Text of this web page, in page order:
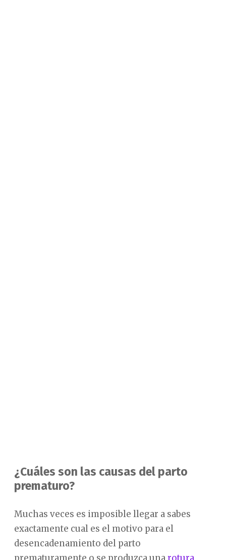
¿Cuáles son las causas del parto
prematuro?
Muchas veces es imposible llegar a sabes
exactamente cual es el motivo para el
desencadenamiento del parto
prematuramente o se produzca una rotura